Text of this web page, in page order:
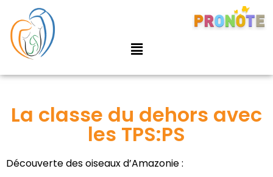
La classe du dehors avec
les TPS:PS
Découverte des oiseaux d’Amazonie :